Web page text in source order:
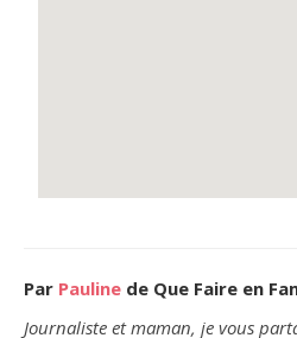
Par Pauline de Que Faire en
Journaliste et maman, je vous